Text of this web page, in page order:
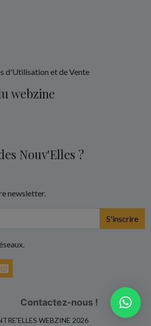
d'Utilisation et de Vente
webzine
Nouv'Elles ?
newsletter.
S'inscrire
WEBZINE 2026
Contactez-nous !